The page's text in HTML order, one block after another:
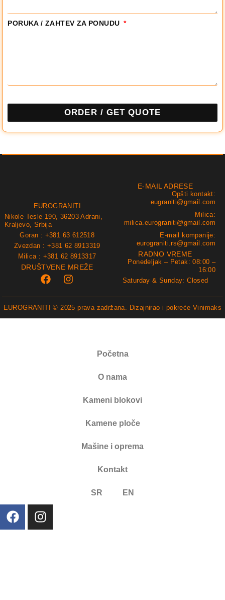
PORUKA / ZAHTEV ZA PONUDU
ORDER / GET QUOTE
EUROGRANITI
Nikole Tesle 190, 36203 Adrani,
Kraljevo, Srbija
Goran : +381 63 612518
Zvezdan : +381 62 8913319
Milica : +381 62 8913317
DRUŠTVENE MREŽE
E-MAIL ADRESE
Opšti kontakt:
eugraniti@gmail.com
Milica:
milica.eurograniti@gmail.com
E-mail kompanije:
eurograniti.rs@gmail.com
RADNO VREME
Ponedeljak – Petak: 08:00 –
16:00
Saturday & Sunday: Closed
EUROGRANITI © 2025 prava zadržana. Dizajnirao i pokrećeVinimaks
Početna
O nama
Kameni blokovi
Kamene ploče
Mašine i oprema
Kontakt
SR EN